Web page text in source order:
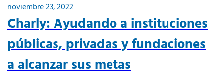
noviembre 23, 2022
Charly: Ayudando a instituciones
públicas, privadas y fundaciones
a alcanzar sus metas